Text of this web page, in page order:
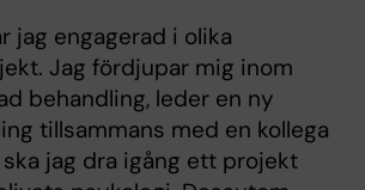
jag engagerad i olika
Jag fördjupar mig inom
behandling, leder en ny
tillsammans med en kollega
jag dra igång ett projekt